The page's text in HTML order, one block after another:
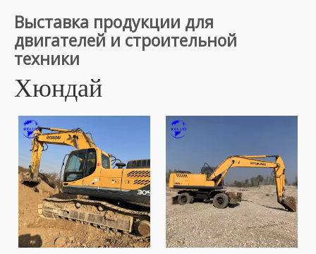
Выставка продукции для
двигателей и строительной
техники
Хюндай